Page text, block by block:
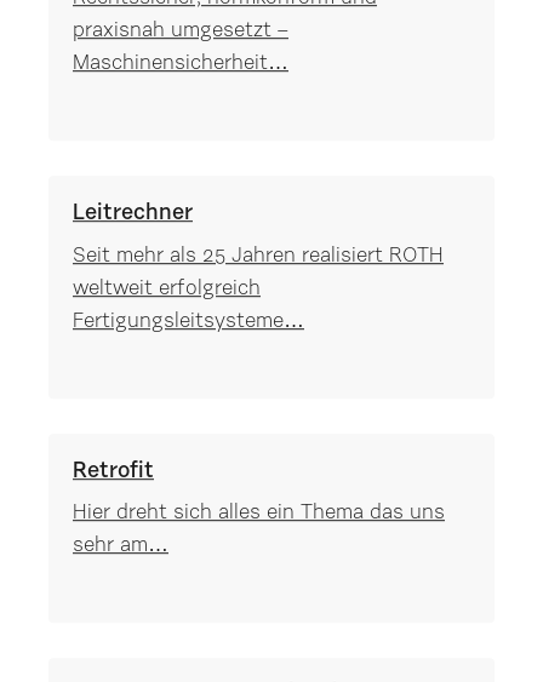
praxisnah umgesetzt –
Maschinensicherheit…
Leitrechner
Seit mehr als 25 Jahren realisiert ROTH
weltweit erfolgreich
Fertigungsleitsysteme…
Retrofit
Hier dreht sich alles ein Thema das uns
sehr am…